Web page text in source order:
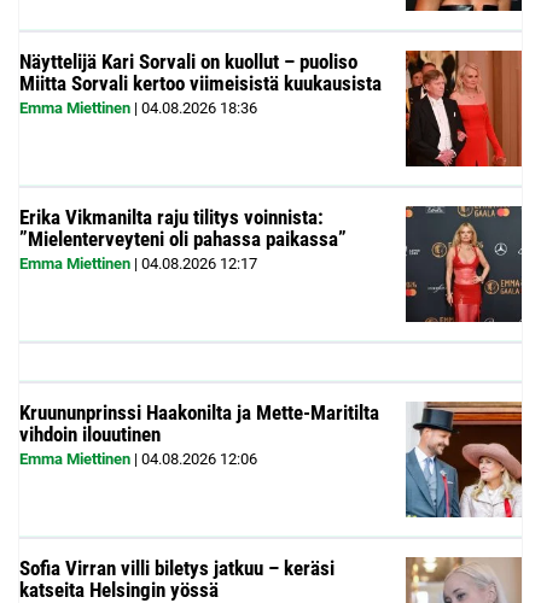
Näyttelijä Kari Sorvali on kuollut – puoliso
Miitta Sorvali kertoo viimeisistä kuukausista
Emma Miettinen | 04.08.2026 18:36
Erika Vikmanilta raju tilitys voinnista:
”Mielenterveyteni oli pahassa paikassa”
Emma Miettinen | 04.08.2026 12:17
Kruununprinssi Haakonilta ja Mette-Maritilta
vihdoin ilouutinen
Emma Miettinen | 04.08.2026 12:06
Sofia Virran villi biletys jatkuu – keräsi
katseita Helsingin yössä